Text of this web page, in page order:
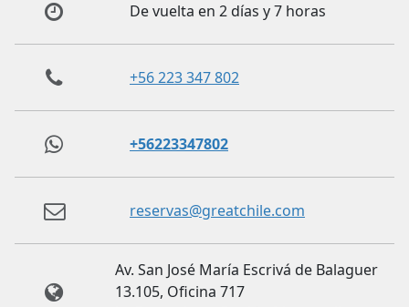
De vuelta en 2 días y 7 horas
+56 223 347 802
+56223347802
reservas@greatchile.com
Av. San José María Escrivá de Balaguer
13.105, Oficina 717